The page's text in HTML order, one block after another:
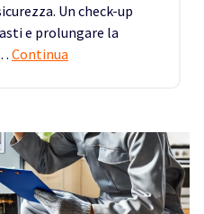
Un check-up
e prolungare la
Continua